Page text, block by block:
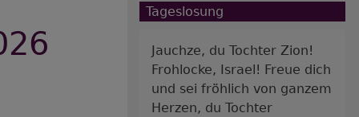
Tageslosung
Jauchze, du Tochter Zion!
Frohlocke, Israel! Freue dich
und sei fröhlich von ganzem
Herzen, du Tochter